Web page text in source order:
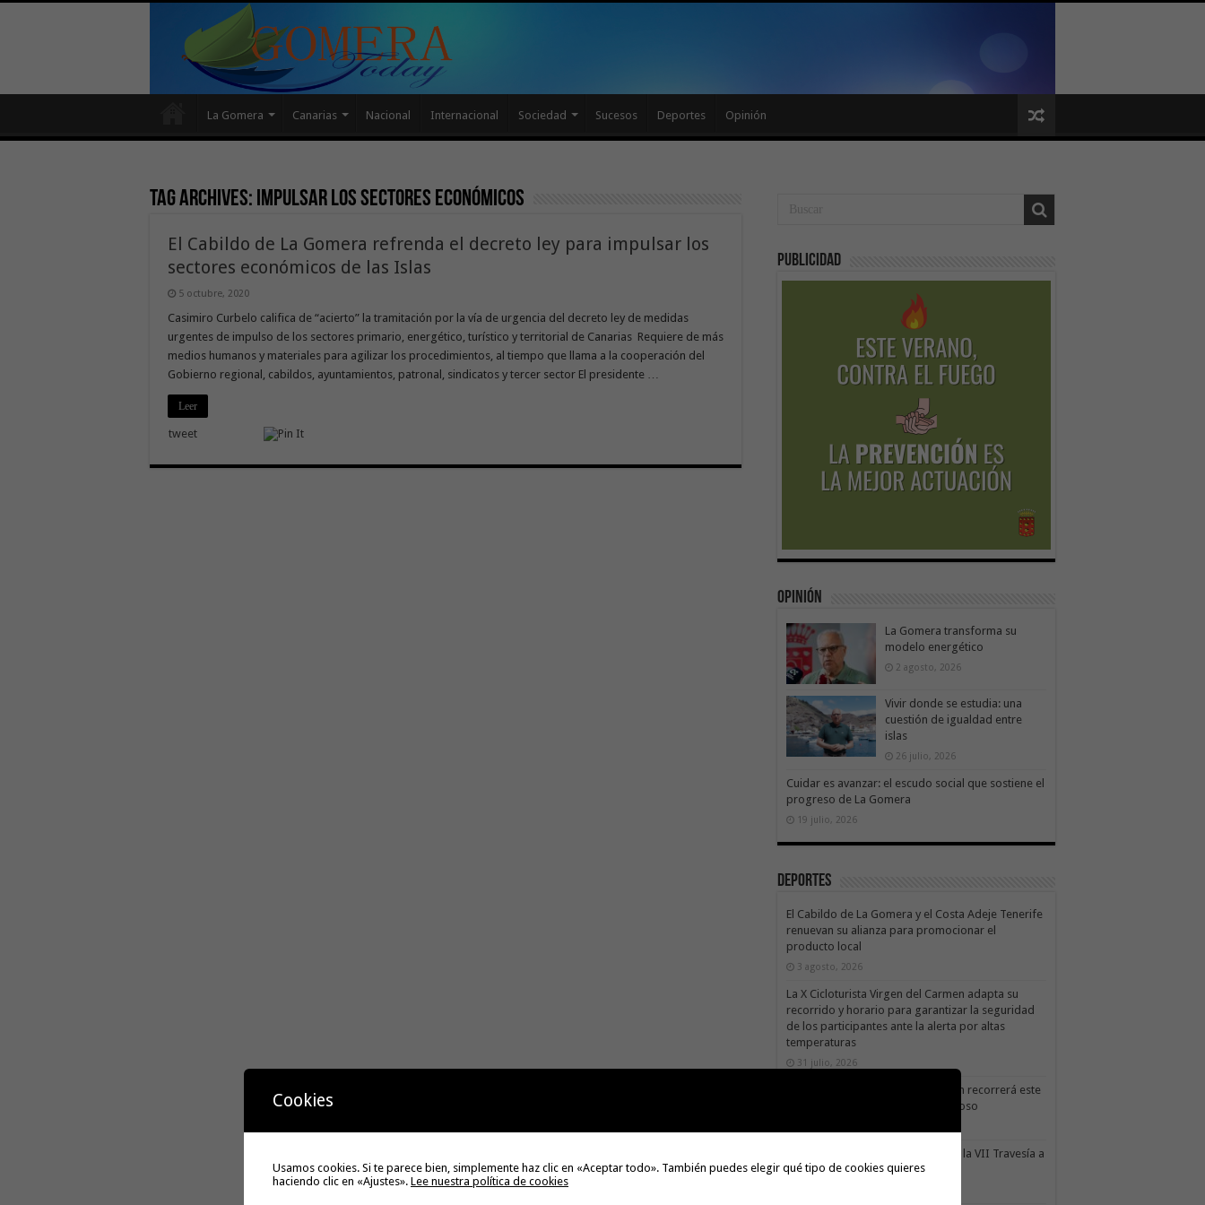
La Gomera Canarias Nacional Internacional Sociedad Sucesos Deportes Opinión
Tag Archives: impulsar los sectores económicos
El Cabildo de La Gomera refrenda el decreto ley para impulsar los
sectores económicos de las Islas
5 octubre, 2020
Casimiro Curbelo califica de “acierto” la tramitación por la vía de urgencia del decreto ley de medidas
urgentes de impulso de los sectores primario, energético, turístico y territorial de Canarias Requiere de más
medios humanos y materiales para agilizar los procedimientos, al tiempo que llama a la cooperación del
Gobierno regional, cabildos, ayuntamientos, patronal, sindicatos y tercer sector El presidente …
Leer
tweet
Publicidad
Opinión
La Gomera transforma su
modelo energético
2 agosto, 2026
Vivir donde se estudia: una
cuestión de igualdad entre
islas
26 julio, 2026
Cuidar es avanzar: el escudo social que sostiene el
progreso de La Gomera
19 julio, 2026
Deportes
El Cabildo de La Gomera y el Costa Adeje Tenerife
renuevan su alianza para promocionar el
producto local
3 agosto, 2026
La X Cicloturista Virgen del Carmen adapta su
recorrido y horario para garantizar la seguridad
de los participantes ante la alerta por altas
temperaturas
31 julio, 2026
La X Cicloturista Virgen del Carmen recorrerá este
sábado los paisajes de Vallehermoso
Valle Gran Rey acoge este sábado la VII Travesía a
Nado Isla Colombina
Cookies
Usamos cookies. Si te parece bien, simplemente haz clic en «Aceptar todo». También puedes elegir qué tipo de cookies quieres
haciendo clic en «Ajustes». Lee nuestra política de cookies